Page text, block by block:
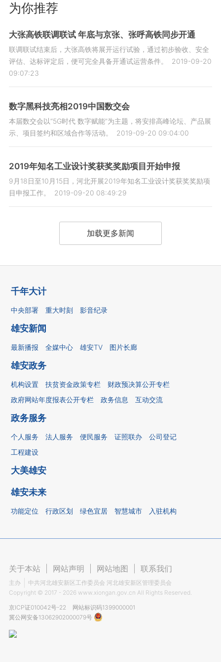
为你推荐
大张高铁联调联试 年底与京张、张呼高铁同步开通
联调联试结束后，大张高铁将展开运行试验，通过初步验收、安全
评估、达标评定后，便可完全具备开通试运营条件。
2019-09-20
09:07:23
数字黑科技亮相2019中国数交会
本届数交会以“5G时代 数字赋能”为主题，将安排高峰论坛、产品展
示、项目签约和区域合作等活动。
2019-09-20 09:04:00
2019年知名工业设计奖获奖奖励项目开始申报
9月18日至10月15日，河北开展2019年知名工业设计奖获奖奖励项
目申报工作。
2019-09-20 08:49:29
加载更多新闻
千年大计
中央部署 重大时刻 影音纪录
雄安新闻
最新播报 全媒中心 雄安TV 图片长廊
雄安政务
机构设置 扶贫资金政策专栏
财政预决算公开专栏
政府网站年度报表公开专栏
政务信息 互动交流
政务服务
个人服务 法人服务 便民服务 证照联办
公司登记
工程建设
大美雄安
雄安未来
功能定位 行政区划 绿色宜居 智慧城市 入驻机构
关于本站 网站声明 网站地图 联系我们
主办
中共河北雄安新区工作委员会 河北雄安新区管理委员会
Copyright © 2017 - 2026 www.xiongan.gov.cn All Rights Reserved.
京ICP证010042号-22
网站标识码1399000001
冀公网安备13062902000079号